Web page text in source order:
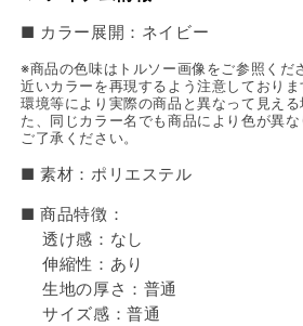
■ カラー展開：ネイビー
※商品の色味はトルソー画像をご参照くだ
近いカラーを再現するよう注意しており
環境等により実際の商品と異なって見え
た、同じカラー名でも商品により色が異
ご了承ください。
■ 素材：ポリエステル
■ 商品特徴：
透け感：なし
伸縮性：あり
生地の厚さ：普通
サイズ感：普通